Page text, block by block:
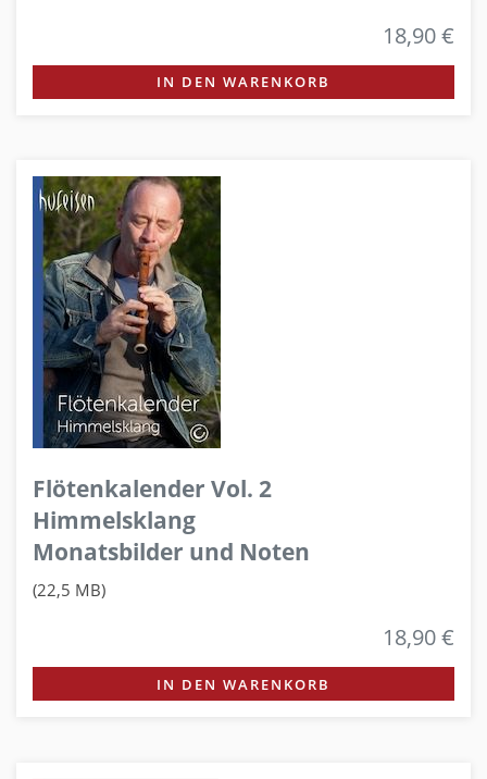
18,90 €
IN DEN WARENKORB
Flötenkalender Vol. 2
Himmelsklang
Monatsbilder und Noten
(22,5 MB)
18,90 €
IN DEN WARENKORB